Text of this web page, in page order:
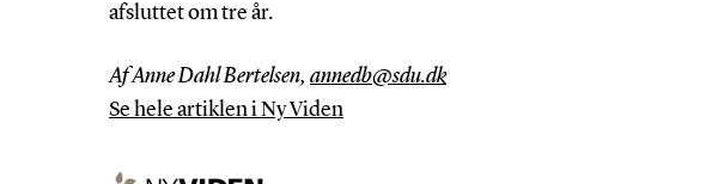
afsluttet om tre år.
Af Anne Dahl Bertelsen, annedb@sdu.dk
Se hele artiklen i Ny Viden